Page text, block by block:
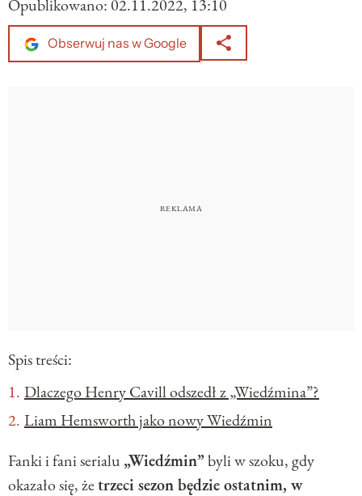
Opublikowano: 02.11.2022, 13:10
Obserwuj nas w Google
Spis treści:
Dlaczego Henry Cavill odszedł z „Wiedźmina”?
Liam Hemsworth jako nowy Wiedźmin
Fanki i fani serialu „Wiedźmin”byli w szoku, gdy
okazało się, żetrzeci sezon będzie ostatnim, w